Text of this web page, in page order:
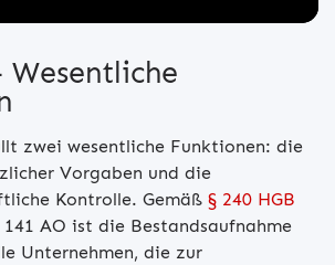
zwei wesentliche Funktionen: die
Vorgaben und die
Kontrolle. Gemäß § 240 HGB
141 AO ist die Bestandsaufnahme
Unternehmen, die zur